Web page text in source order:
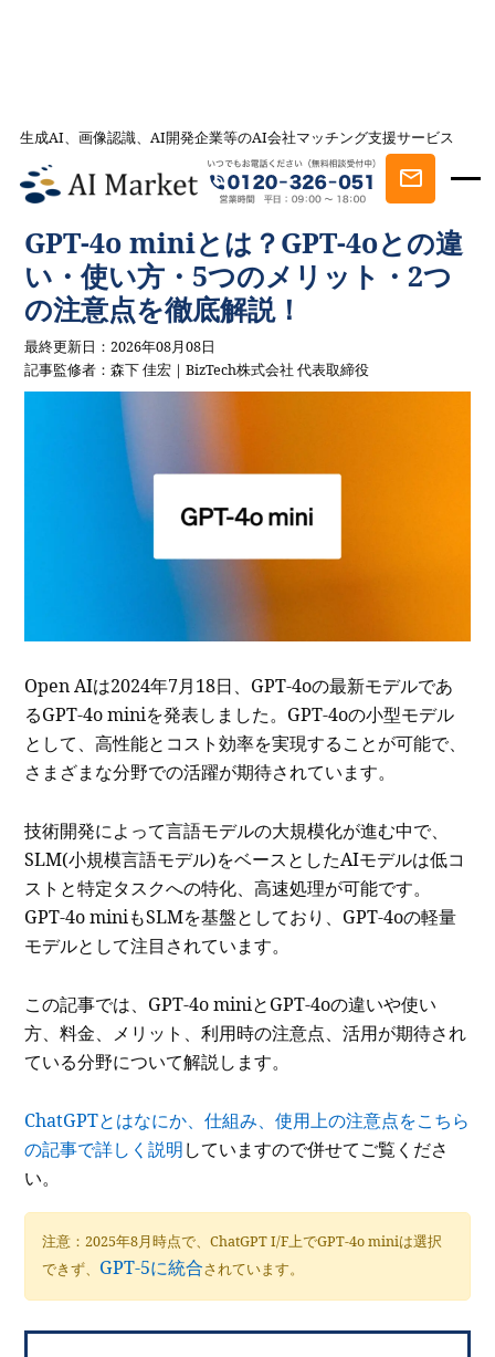
生成AI、画像認識、AI開発企業等のAI会社マッチング支援サービス
AI会社とのマッチングは AI Market
記事一覧
AIを学ぶ・知る
GPT-4o miniとは？GPT-4oとの違い・使い
方・5つのメリット・2つの注意点を徹底解説！
GPT-4o miniとは？GPT-4oとの違
い・使い方・5つのメリット・2つ
の注意点を徹底解説！
最終更新日：2026年08月08日
記事監修者：森下 佳宏｜BizTech株式会社 代表取締役
Open AIは2024年7月18日、GPT-4oの最新モデルであ
るGPT-4o miniを発表しました。GPT-4oの小型モデル
として、高性能とコスト効率を実現することが可能で、
さまざまな分野での活躍が期待されています。
技術開発によって言語モデルの大規模化が進む中で、
SLM(小規模言語モデル)をベースとしたAIモデルは低コ
ストと特定タスクへの特化、高速処理が可能です。
GPT-4o miniもSLMを基盤としており、GPT-4oの軽量
モデルとして注目されています。
この記事では、GPT-4o miniとGPT-4oの違いや使い
方、料金、メリット、利用時の注意点、活用が期待され
ている分野について解説します。
ChatGPTとはなにか、仕組み、使用上の注意点をこちら
の記事で詳しく説明していますので併せてご覧くださ
い。
注意：2025年8月時点で、ChatGPT I/F上でGPT-4o miniは選択
できず、 GPT-5に統合されています。